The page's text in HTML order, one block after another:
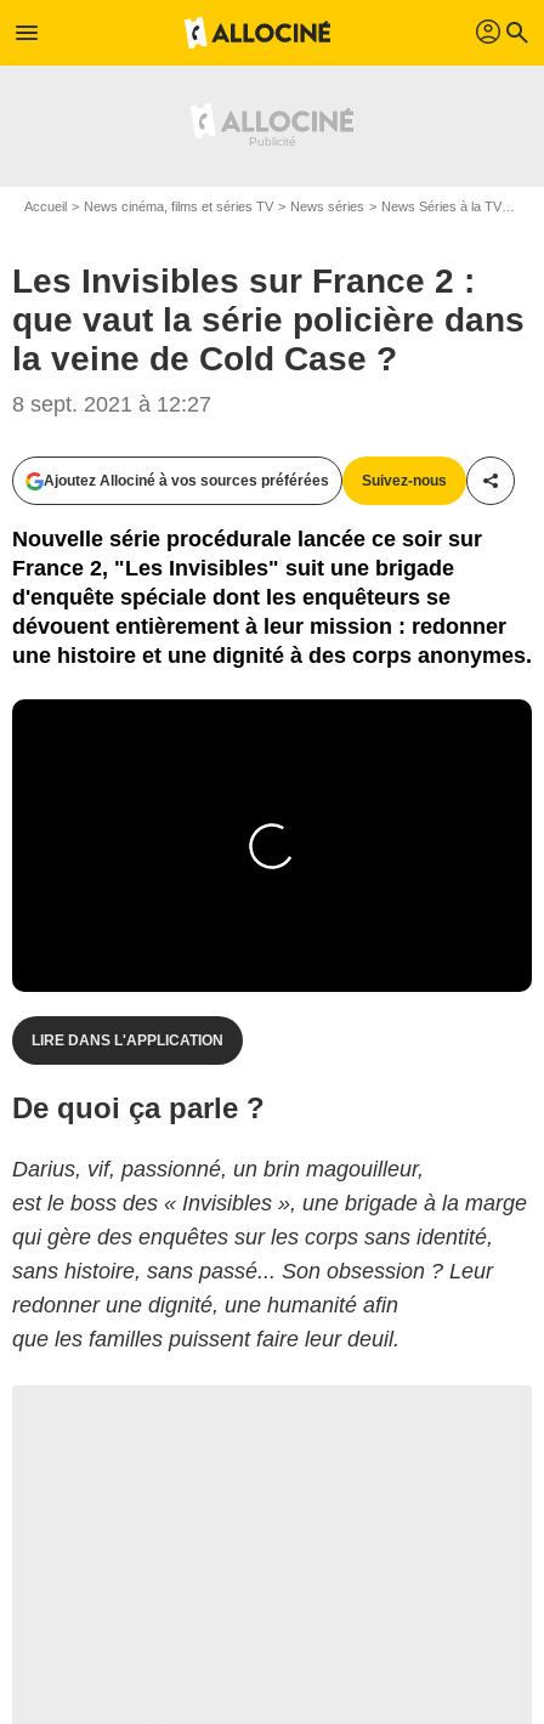
menu profil search
Accueil News cinéma, films et séries TV News séries News Séries à la TV
Les Invisibles sur France 2 :
que vaut la série policière dans
la veine de Cold Case ?
8 sept. 2021 à 12:27
Ajoutez Allociné à vos sources préférées Suivez-nous
Nouvelle série procédurale lancée ce soir sur
France 2, "Les Invisibles" suit une brigade
d'enquête spéciale dont les enquêteurs se
dévouent entièrement à leur mission : redonner
une histoire et une dignité à des corps anonymes.
LIRE DANS L'APPLICATION
De quoi ça parle ?
Darius, vif, passionné, un brin magouilleur,
est le boss des « Invisibles », une brigade à la marge
qui gère des enquêtes sur les corps sans identité,
sans histoire, sans passé... Son obsession ? Leur
redonner une dignité, une humanité afin
que les familles puissent faire leur deuil.